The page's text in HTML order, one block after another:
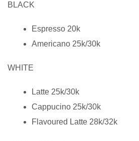
BLACK
Espresso 20k
Americano 25k/30k
WHITE
Latte 25k/30k
Cappucino 25k/30k
Flavoured Latte 28k/32k